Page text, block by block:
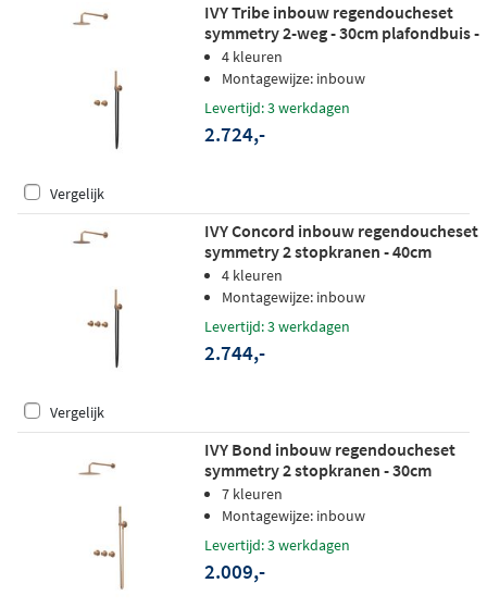
IVY Tribe inbouw regendoucheset
symmetry 2-weg - 30cm plafondbuis -
30cm medium hoofddouche -
glijstang - staafhanddouche - rvs316
4 kleuren
Montagewijze: inbouw
Levertijd: 3 werkdagen
2.724,-
Vergelijk
IVY Concord inbouw regendoucheset
symmetry 2 stopkranen - 40cm
wandarm - 30cm medium
hoofddouche - glijstang -
mat koper pvd
4 kleuren
Montagewijze: inbouw
Levertijd: 3 werkdagen
2.744,-
Vergelijk
IVY Bond inbouw regendoucheset
symmetry 2 stopkranen - 30cm
plafondbuis - 20cm medium
hoofddouche - wandhouder - satin
spray handdouche - geborsteld mat
koper pvd
7 kleuren
Montagewijze: inbouw
Levertijd: 3 werkdagen
2.009,-